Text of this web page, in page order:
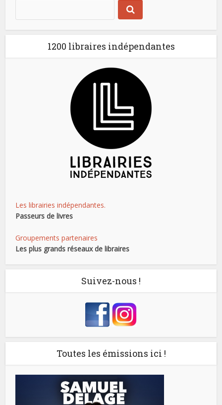
1200 libraires indépendantes
Les librairies indépendantes.
Passeurs de livres
Groupements partenaires
Les plus grands réseaux de libraires
Suivez-nous !
Toutes les émissions ici !